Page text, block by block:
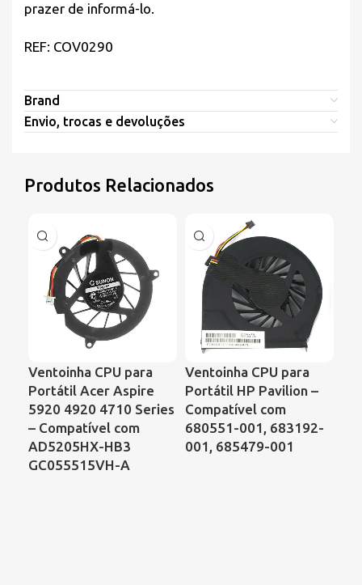
prazer de informá-lo.
REF: COV0290
Brand
Envio, trocas e devoluções
Produtos Relacionados
Ventoinha CPU para
Portátil Acer Aspire
5920 4920 4710 Series
– Compatível com
AD5205HX-HB3
GC055515VH-A
Ventoinha CPU para
Portátil HP Pavilion –
Compatível com
680551-001, 683192-
001, 685479-001